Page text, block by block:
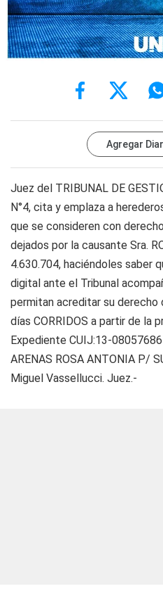
Agregar
Juez del TRIBUNAL DE
N°4, cita y emplaza a
que se consideren con
dejados por la causante Sra.
4.630.704, haciéndoles saber
digital ante el Tribunal
permitan acreditar su
días CORRIDOS a partir de la
Expediente CUIJ:13-
ARENAS ROSA ANTONIA P/
Miguel Vassellucci. Juez.-